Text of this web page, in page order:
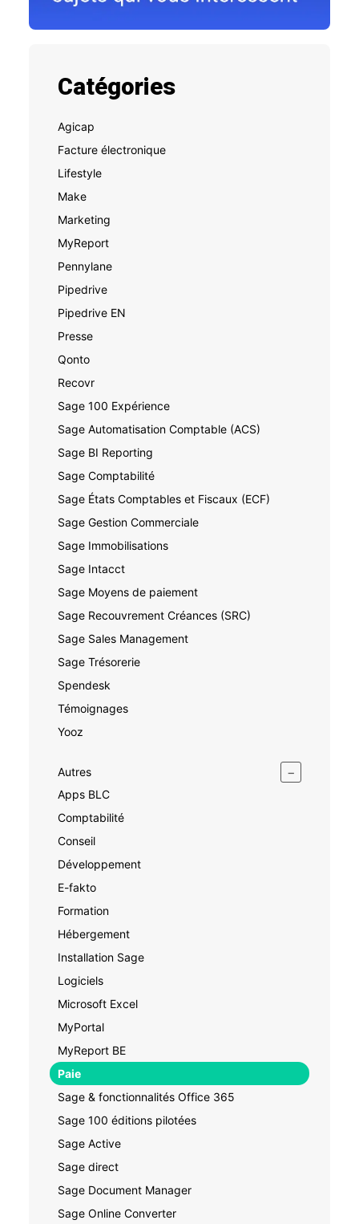
Catégories
Agicap
Facture électronique
Lifestyle
Make
Marketing
MyReport
Pennylane
Pipedrive
Pipedrive EN
Presse
Qonto
Recovr
Sage 100 Expérience
Sage Automatisation Comptable (ACS)
Sage BI Reporting
Sage Comptabilité
Sage États Comptables et Fiscaux (ECF)
Sage Gestion Commerciale
Sage Immobilisations
Sage Intacct
Sage Moyens de paiement
Sage Recouvrement Créances (SRC)
Sage Sales Management
Sage Trésorerie
Spendesk
Témoignages
Yooz
Autres −
Apps BLC
Comptabilité
Conseil
Développement
E-fakto
Formation
Hébergement
Installation Sage
Logiciels
Microsoft Excel
MyPortal
MyReport BE
Paie
Sage & fonctionnalités Office 365
Sage 100 éditions pilotées
Sage Active
Sage direct
Sage Document Manager
Sage Online Converter